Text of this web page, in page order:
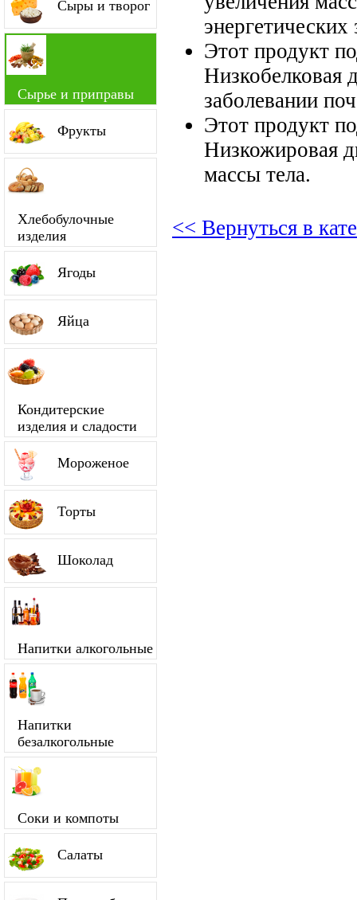
Сыры и творог
Сырье и приправы
Фрукты
Хлебобулочные
изделия
Ягоды
Яйца
Кондитерские
изделия и сладости
Мороженое
Торты
Шоколад
Напитки алкогольные
Напитки
безалкогольные
Соки и компоты
Салаты
энергетических
Этот продукт
Низкобелковая
заболевании
Этот продукт
Низкожировая
массы тела.
<< Вернуться в